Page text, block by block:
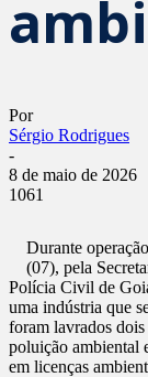
Por
Sérgio Rodrigues
-
8 de maio de 2026
1061
Durante
(07), pela
Polícia Civil de
uma indústria que
foram lavrados
poluição ambiental
em licenças